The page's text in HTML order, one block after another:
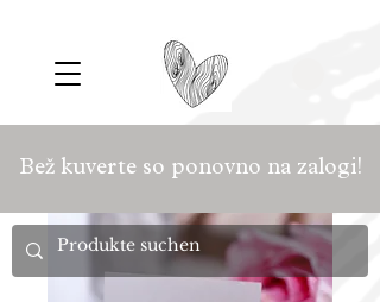
Bež kuverte so ponovno na zalogi!